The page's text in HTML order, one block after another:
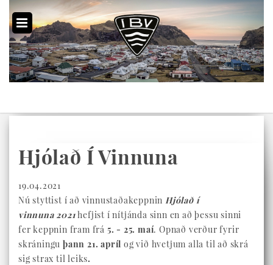
Hjólað Í Vinnuna
19.04.2021
Nú styttist í að vinnustaðakeppnin Hjólað í
vinnuna 2021hefjist í nítjánda sinn en að þessu sinni
fer keppnin fram frá 5. - 25. maí. Opnað verður fyrir
skráningu þann 21. apríl og við hvetjum alla til að skrá
sig strax til leiks.